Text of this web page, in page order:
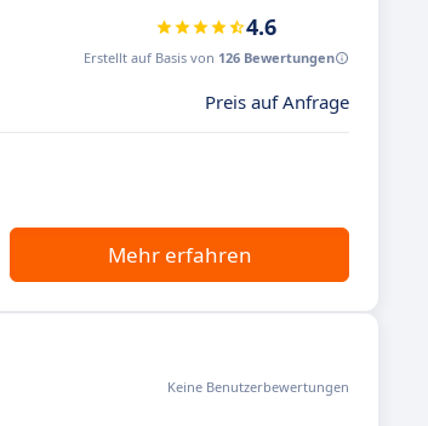
4.6
Erstellt auf Basis von 126 Bewertungen
Preis auf Anfrage
Mehr erfahren
Keine Benutzerbewertungen